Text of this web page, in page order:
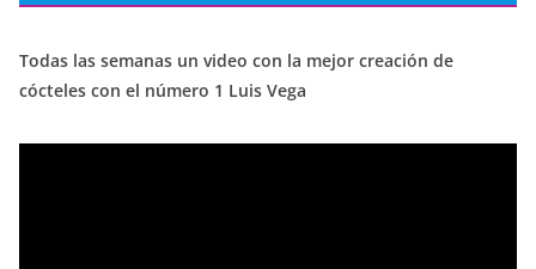
Todas las semanas un video con la mejor creación de
cócteles con el número 1 Luis Vega